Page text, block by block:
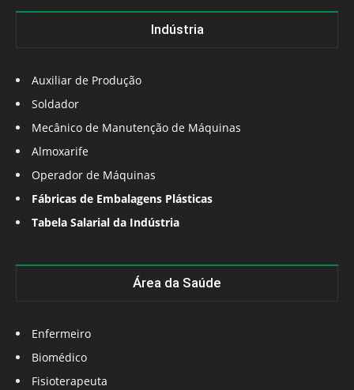
Indústria
Auxiliar de Produção
Soldador
Mecânico de Manutenção de Máquinas
Almoxarife
Operador de Máquinas
Fábricas de Embalagens Plásticas
Tabela Salarial da Indústria
Área da Saúde
Enfermeiro
Biomédico
Fisioterapeuta